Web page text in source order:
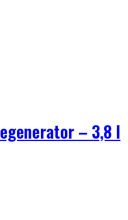
– 3,8 l